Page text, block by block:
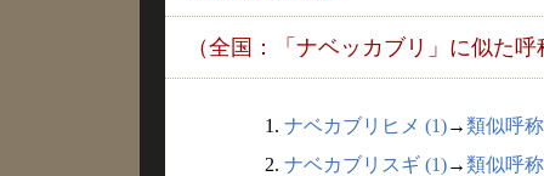
（全国：「ナベッカブリ」に似た呼
1. ナベカブリヒメ (1)→類似呼称
2. ナベカブリスギ (1)→類似呼称